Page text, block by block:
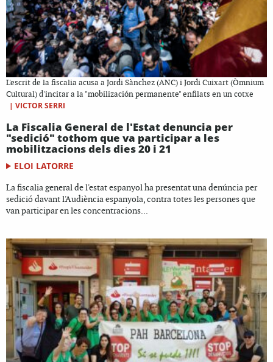
L'escrit de la fiscalia acusa a Jordi Sànchez (ANC) i Jordi Cuixart (Òmnium
Cultural) d'incitar a la "mobilización permanente" enfilats en un cotxe
| VICTOR SERRI
La Fiscalia General de l'Estat denuncia per
"sedició" tothom que va participar a les
mobilitzacions dels dies 20 i 21
ELOI LATORRE
La fiscalia general de l'estat espanyol ha presentat una denúncia per
sedició davant l'Audiència espanyola, contra totes les persones que
van participar en les concentracions...